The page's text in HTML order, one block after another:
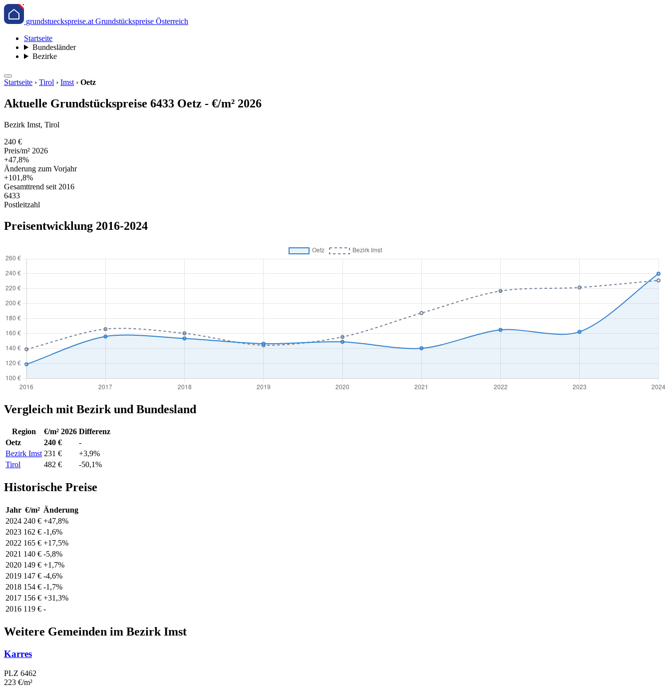
grundstueckspreise.at Grundstückspreise Österreich
Startseite
Bundesländer
Bezirke
Startseite › Tirol › Imst › Oetz
Aktuelle Grundstückspreise 6433 Oetz - €/m² 2026
Bezirk Imst, Tirol
240 €
Preis/m² 2026
+47,8%
Änderung zum Vorjahr
+101,8%
Gesamttrend seit 2016
6433
Postleitzahl
Preisentwicklung 2016-2024
Vergleich mit Bezirk und Bundesland
Region €/m² 2026 Differenz
Oetz
240 €
-
Bezirk Imst 231 €
+3,9%
Tirol
482 € -50,1%
Historische Preise
Jahr €/m² Änderung
2024 240 € +47,8%
2023 162 € -1,6%
2022 165 € +17,5%
2021 140 € -5,8%
2020 149 € +1,7%
2019 147 € -4,6%
2018 154 € -1,7%
2017 156 € +31,3%
2016 119 € -
Weitere Gemeinden im Bezirk Imst
Karres
PLZ 6462
223 €/m²